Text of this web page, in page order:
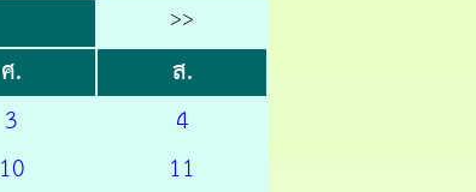
>>
ศ. ส.
3
4
10
11